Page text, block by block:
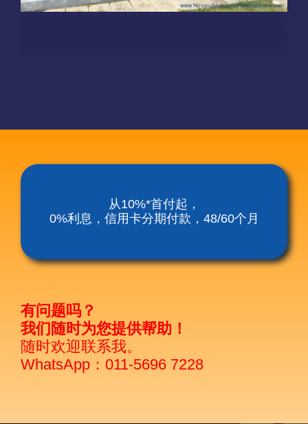
从10%*首付起，
0%利息，信用卡分期付款，48/60个月
有问题吗？
我们随时为您提供帮助！
随时欢迎联系我。
WhatsApp：011-5696 7228